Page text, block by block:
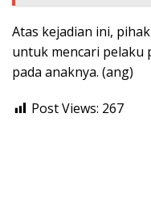
Atas kejadian ini,
untuk mencari pelaku
pada anaknya. (ang)
Post Views: 267